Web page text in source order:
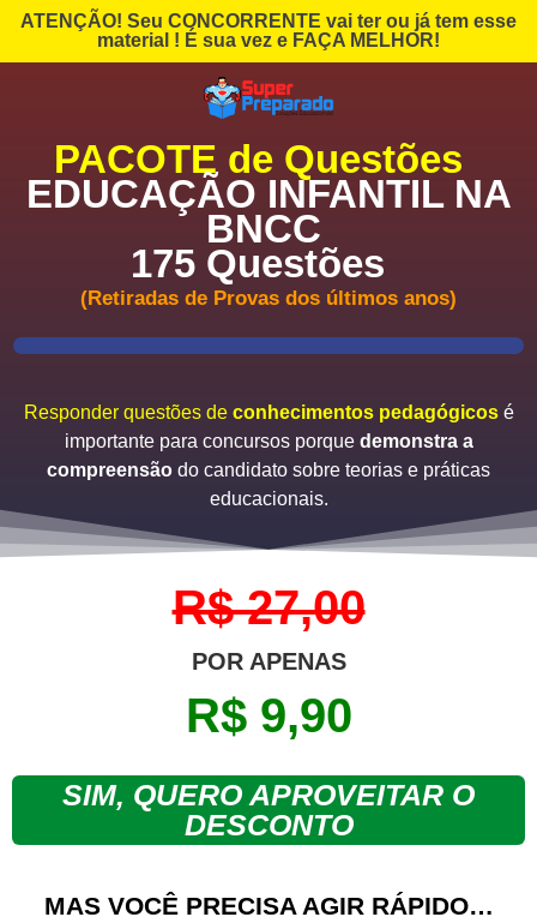
ATENÇÃO! Seu CONCORRENTE vai ter ou já tem esse
material ! É sua vez e FAÇA MELHOR!
PACOTE de Questões
EDUCAÇÃO INFANTIL NA
BNCC
175 Questões
(Retiradas de Provas dos últimos anos)
Responder questões de conhecimentos pedagógicosé
importante para concursos porque demonstra a
compreensão do candidato sobre teorias e práticas
educacionais.
R$ 27,00
POR APENAS
R$ 9,90
SIM, QUERO APROVEITAR O
DESCONTO
MAS VOCÊ PRECISA AGIR RÁPIDO…